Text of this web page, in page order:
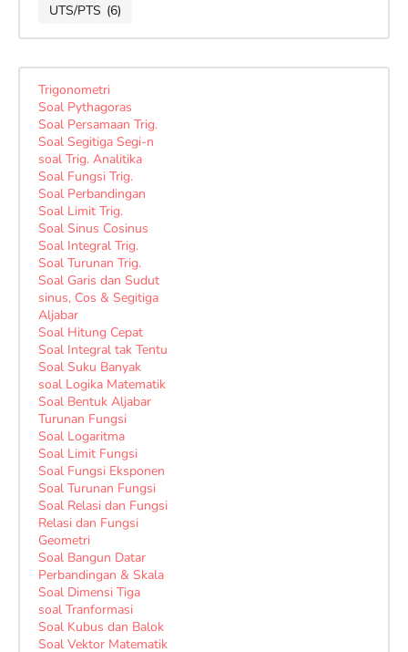
UTS/PTS (6)
Trigonometri
Soal Pythagoras
Soal Persamaan Trig.
Soal Segitiga Segi-n
soal Trig. Analitika
Soal Fungsi Trig.
Soal Perbandingan
Soal Limit Trig.
Soal Sinus Cosinus
Soal Integral Trig.
Soal Turunan Trig.
Soal Garis dan Sudut
sinus, Cos & Segitiga
Aljabar
Soal Hitung Cepat
Soal Integral tak Tentu
Soal Suku Banyak
soal Logika Matematik
Soal Bentuk Aljabar
Turunan Fungsi
Soal Logaritma
Soal Limit Fungsi
Soal Fungsi Eksponen
Soal Turunan Fungsi
Soal Relasi dan Fungsi
Relasi dan Fungsi
Geometri
Soal Bangun Datar
Perbandingan & Skala
Soal Dimensi Tiga
soal Tranformasi
Soal Kubus dan Balok
Soal Vektor Matematik